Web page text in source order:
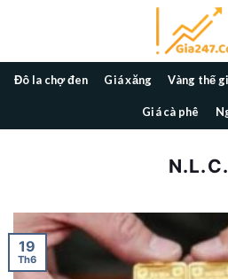
Đô la chợ đen Giá xăng Vàng thế
Giá cà phê
N.L.C.
19
Th6